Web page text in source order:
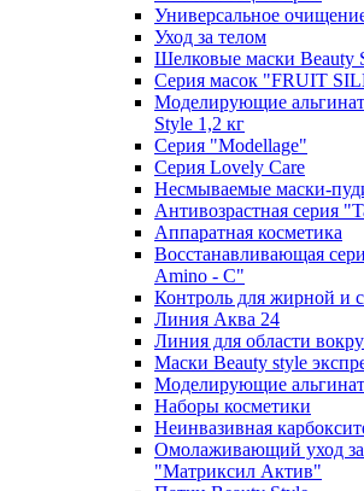
Универсальное
Уход за телом
Шелковые маски Beauty
Серия масок "FRUIT
Моделирующие
Style 1,2 кг
Серия "Modellage"
Cерия Lovely Care
Несмываемые маски-
Антивозрастная серия
Аппаратная косметика
Восстанавливающая
Amino - C"
Контроль для жирной и
Линия Аква 24
Линия для области
Маски Beauty style
Моделирующие
Наборы косметики
Неинвазивная
Омолаживающий уход
"Матриксил Актив"